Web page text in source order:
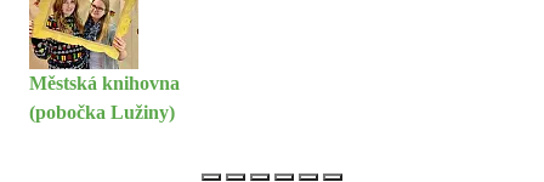
Městská knihovna
(pobočka Lužiny)